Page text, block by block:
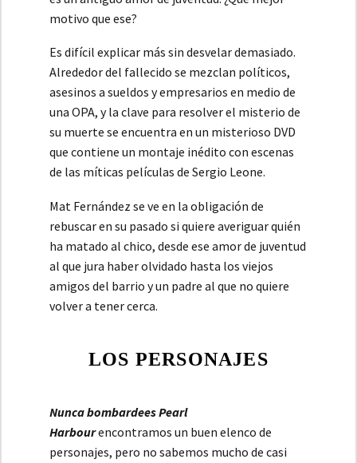
motivo que ese?
Es difícil explicar más sin desvelar demasiado.
Alrededor del fallecido se mezclan políticos,
asesinos a sueldos y empresarios en medio de
una OPA, y la clave para resolver el misterio de
su muerte se encuentra en un misterioso DVD
que contiene un montaje inédito con escenas
de las míticas películas de Sergio Leone.
Mat Fernández se ve en la obligación de
rebuscar en su pasado si quiere averiguar quién
ha matado al chico, desde ese amor de juventud
al que jura haber olvidado hasta los viejos
amigos del barrio y un padre al que no quiere
volver a tener cerca.
LOS PERSONAJES
Nuncabombardees Pearl
Harbourencontramos un buen elenco de
personajes, pero no sabemos mucho de casi